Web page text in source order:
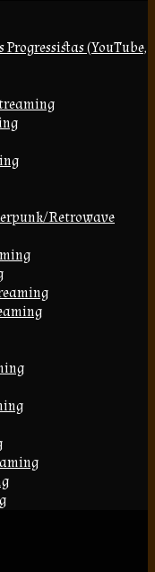
(YouTube,
Retrowave